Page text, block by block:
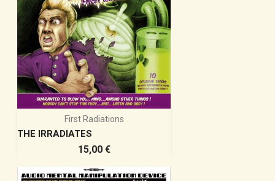
First Radiations
THE IRRADIATES
Prix
15,00 €